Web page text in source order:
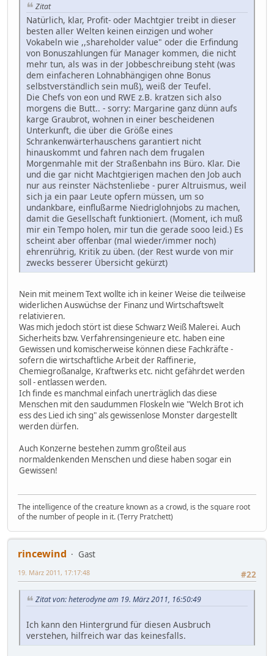
Zitat
Natürlich, klar, Profit- oder Machtgier treibt in dieser
besten aller Welten keinen einzigen und woher
Vokabeln wie ,,shareholder value" oder die Erfindung
von Bonuszahlungen für Manager kommen, die nicht
mehr tun, als was in der Jobbeschreibung steht (was
dem einfacheren Lohnabhängigen ohne Bonus
selbstverständlich sein muß), weiß der Teufel.
Die Chefs von eon und RWE z.B. kratzen sich also
morgens die Butt.. - sorry: Margarine ganz dünn aufs
karge Graubrot, wohnen in einer bescheidenen
Unterkunft, die über die Größe eines
Schrankenwärterhauschens garantiert nicht
hinauskommt und fahren nach dem frugalen
Morgenmahle mit der Straßenbahn ins Büro. Klar. Die
und die gar nicht Machtgierigen machen den Job auch
nur aus reinster Nächstenliebe - purer Altruismus, weil
sich ja ein paar Leute opfern müssen, um so
undankbare, einflußarme Niedriglohnjobs zu machen,
damit die Gesellschaft funktioniert. (Moment, ich muß
mir ein Tempo holen, mir tun die gerade sooo leid.) Es
scheint aber offenbar (mal wieder/immer noch)
ehrenrührig, Kritik zu üben. (der Rest wurde von mir
zwecks besserer Übersicht gekürzt)
Nein mit meinem Text wollte ich in keiner Weise die teilweise
widerlichen Auswüchse der Finanz und Wirtschaftswelt
relativieren.
Was mich jedoch stört ist diese Schwarz Weiß Malerei. Auch
Sicherheits bzw. Verfahrensingenieure etc. haben eine
Gewissen und komischerweise können diese Fachkräfte -
sofern die wirtschaftliche Arbeit der Raffinerie,
Chemiegroßanalge, Kraftwerks etc. nicht gefährdet werden
soll - entlassen werden.
Ich finde es manchmal einfach unerträglich das diese
Menschen mit den saudummen Floskeln wie "Welch Brot ich
ess des Lied ich sing" als gewissenlose Monster dargestellt
werden dürfen.
Auch Konzerne bestehen zumm großteil aus
normaldenkenden Menschen und diese haben sogar ein
Gewissen!
The intelligence of the creature known as a crowd, is the square root
of the number of people in it. (Terry Pratchett)
rincewind
Gast
#22
19. März 2011, 17:17:48
Zitat von: heterodyne am 19. März 2011, 16:50:49
Ich kann den Hintergrund für diesen Ausbruch
verstehen, hilfreich war das keinesfalls.